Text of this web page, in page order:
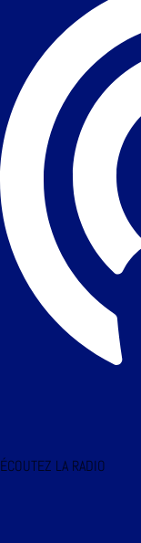
ÉCOUTEZ LA RADIO